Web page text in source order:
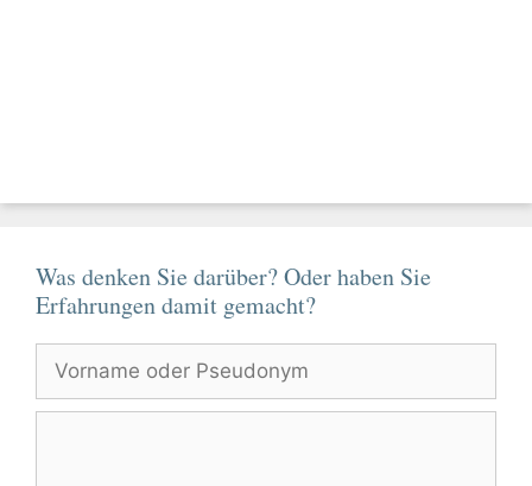
Was denken Sie darüber? Oder haben Sie
Erfahrungen damit gemacht?
Vorname
Pseudonym